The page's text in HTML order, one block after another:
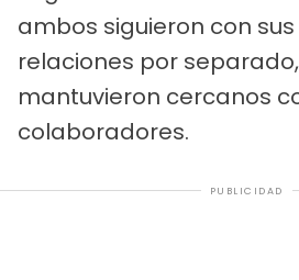
ambos siguieron con
relaciones por
mantuvieron cercanos
colaboradores.
PUBLICIDAD